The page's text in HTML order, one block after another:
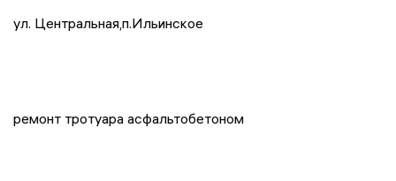
ул. Центральная,п.Ильинское
ремонт тротуара асфальтобетоном